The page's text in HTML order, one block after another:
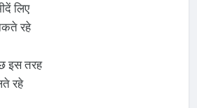
लिए
रहे
इस तरह
रहे